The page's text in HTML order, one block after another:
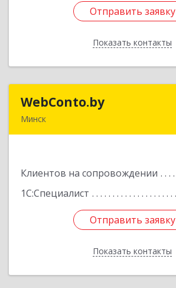
Отправить заявку
Показать контакты
Отправить заявку
Назад
WebConto.by
Минск
Клиентов на сопровождении
1С:Специалист
Отправить заявку
Показать контакты
Отправить заявку
Назад